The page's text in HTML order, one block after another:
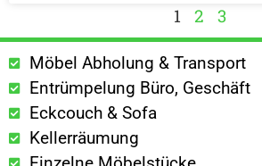
1 2 3
Möbel Abholung & Transport
Entrümpelung Büro, Geschäft
Eckcouch & Sofa
Kellerräumung